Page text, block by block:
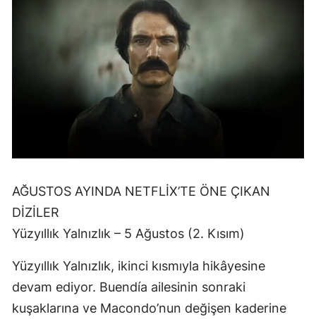
AĞUSTOS AYINDA NETFLİX’TE ÖNE ÇIKAN
DİZİLER
Yüzyıllık Yalnızlık – 5 Ağustos (2. Kısım)
Yüzyıllık Yalnızlık, ikinci kısmıyla hikâyesine
devam ediyor. Buendía ailesinin sonraki
kuşaklarına ve Macondo’nun değişen kaderine